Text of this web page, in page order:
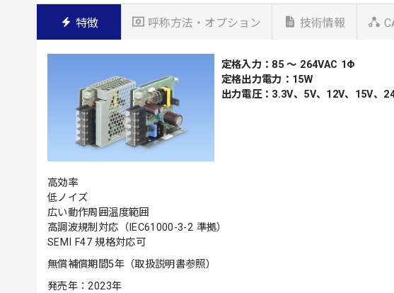
特徴 呼称方法・オプション 技術情報
定格入力：85 ～ 264VAC 1Φ
定格出力電力：15W
出力電圧：3.3V、5V、12V、15V、
高効率
低ノイズ
広い動作周囲温度範囲
高調波規制対応（IEC61000-3-2 準拠）
SEMI F47 規格対応可
無償補償期間5年（取扱説明書参照）
発売年：2023年